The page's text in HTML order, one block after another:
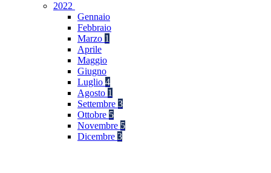
2022
Gennaio
Febbraio
Marzo 1
Aprile
Maggio
Giugno
Luglio 4
Agosto 1
Settembre 3
Ottobre 5
Novembre 5
Dicembre 3